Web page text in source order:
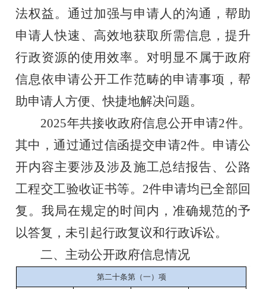
法权益。通过加强与申请人的沟通，帮助
申请人快速、高效地获取所需信息，提升
行政资源的使用效率。对明显不属于政府
信息依申请公开工作范畴的申请事项，帮
助申请人方便、快捷地解决问题。
2025年共接收政府信息公开申请2件。
其中，通过通过信函提交申请2件。申请公
开内容主要涉及涉及施工总结报告、公路
工程交工验收证书等。2件申请均已全部回
复。我局在规定的时间内，准确规范的予
以答复，未引起行政复议和行政诉讼。
二、主动公开政府信息情况
第二十条第（一）项